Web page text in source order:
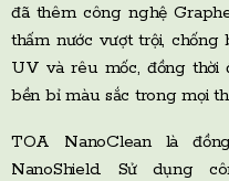
đã thêm công nghệ
thấm nước vượt trội, chống
UV và rêu mốc, đồng thời
bền bỉ màu sắc trong mọi
TOA NanoClean là
NanoShield. Sử dụng